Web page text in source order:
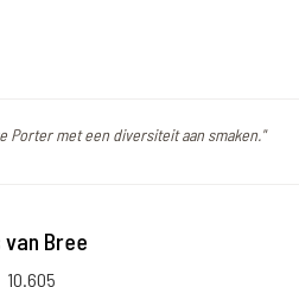
Porter met een diversiteit aan smaken."
Bree
10.605